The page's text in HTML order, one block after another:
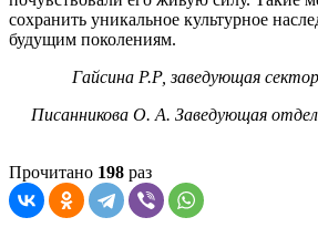
сохранить уникальное культурное
будущим поколениям.
Гайсина Р.Р, заведующая
Писанникова О. А. Заведующая
Прочитано 198 раз